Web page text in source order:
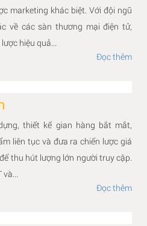
marketing khác biệt. Với đội ngũ
về các sàn thương mại điện tử,
hiệu quả...
Đọc thêm
thiết kế gian hàng bắt mắt,
liên tục và đưa ra chiến lược giá
thu hút lượng lớn người truy cập.
Đọc thêm